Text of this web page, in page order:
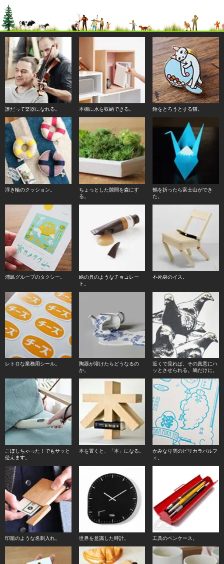
誰だって楽器になれる。 本棚に水を収納できる。 飴をとろうとする猫。
浮き輪のクッション。
ちょっとした隙間を森にす
る。
鶴を折ったら富士山ができ
た。
浦島グループのタクシー。
絵の具のようなチョコレー
ト。
不死身のイス。
レトロな業務用シール。
陶器が溶けたらどうなるの
か。
近くで見れば、その真意にハ
ッとさせられる。鳩だけに。
こぼしちゃった！でもサッと
使えます。
本を置くと、「本」になる。
かみなり雲のピリカラパルフ
ェ。
印籠のような名刺入れ。 世界を意識した時計。 工具のペンケース。